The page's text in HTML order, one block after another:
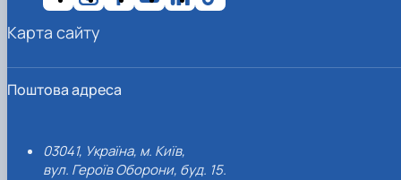
Поштова адреса
03041, Україна, м. Київ,
вул. Героїв Оборони, буд. 15.
Карта сайту